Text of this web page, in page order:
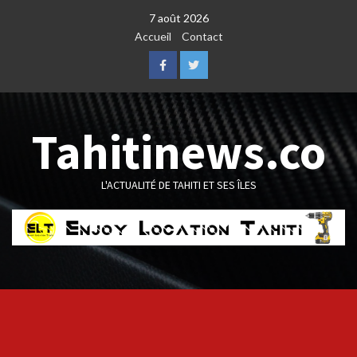
7 août 2026
Accueil
Contact
FacebookTwitter
Tahitinews.co
L'ACTUALITÉ DE TAHITI ET SES ÎLES